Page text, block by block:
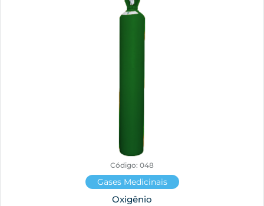
Código: 048
Gases Medicinais
Oxigênio